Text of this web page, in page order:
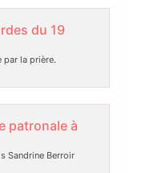
du 19
par la prière.
patronale à
Sandrine Berroir